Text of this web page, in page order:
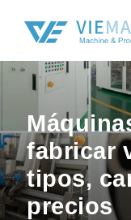
fabricar
tipos,
precios